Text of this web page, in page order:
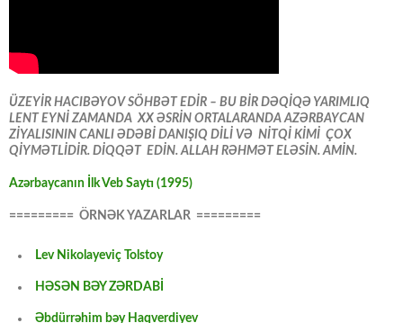
ÜZEYİR HACIBƏYOV SÖHBƏT EDİR – BU BİR DƏQİQƏ YARIMLIQ
LENT EYNİ ZAMANDA XX ƏSRİN ORTALARANDA AZƏRBAYCAN
ZİYALISININ CANLI ƏDƏBİ DANIŞIQ DİLİ VƏ NİTQİ KİMİ ÇOX
QİYMƏTLİDİR. DİQQƏT EDİN. ALLAH RƏHMƏT ELƏSİN. AMİN.
Azərbaycanın İlk Veb Saytı (1995)
========= ÖRNƏK YAZARLAR =========
Lev Nikolayeviç Tolstoy
HƏSƏN BƏY ZƏRDABİ
Əbdürrəhim bəy Haqverdiyev